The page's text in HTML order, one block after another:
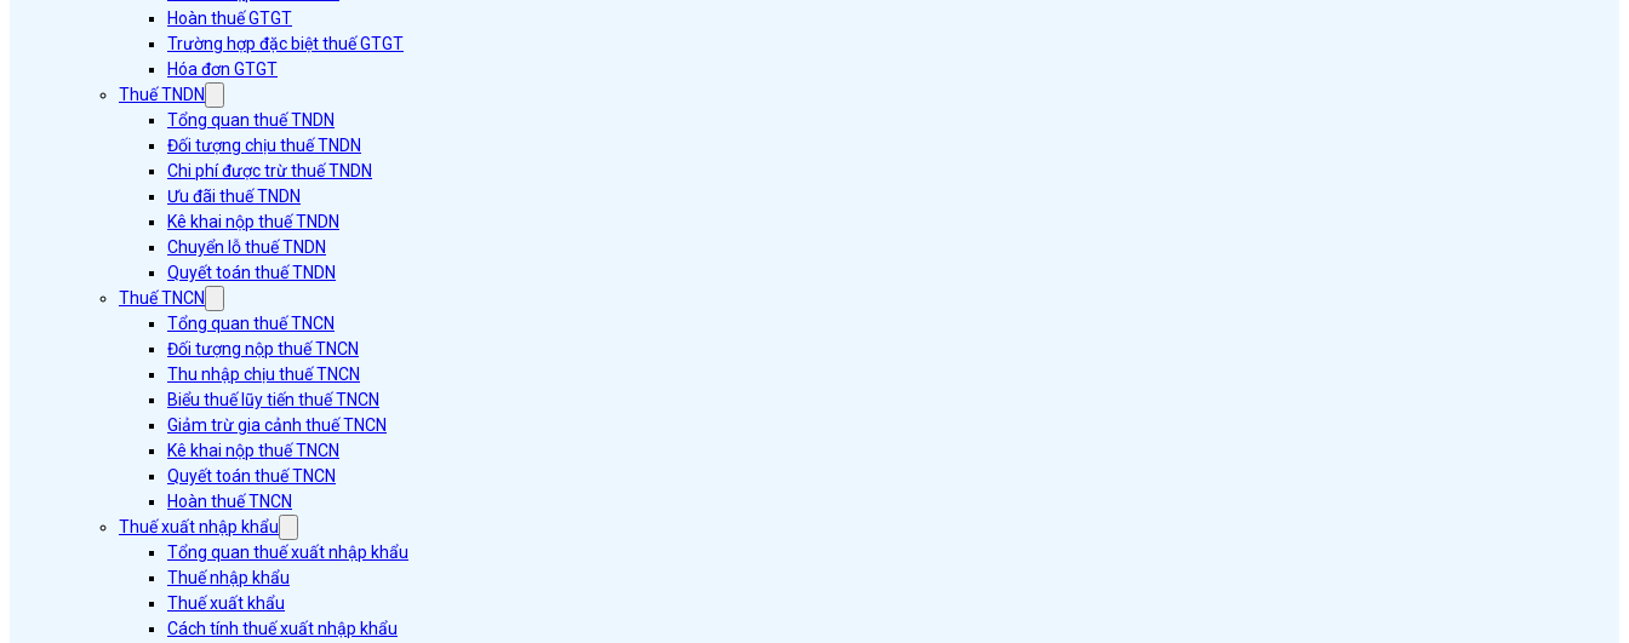
Hoàn thuế GTGT
Trường hợp đặc biệt thuế GTGT
Hóa đơn GTGT
Thuế TNDN
Tổng quan thuế TNDN
Đối tượng chịu thuế TNDN
Chi phí được trừ thuế TNDN
Ưu đãi thuế TNDN
Kê khai nộp thuế TNDN
Chuyển lỗ thuế TNDN
Quyết toán thuế TNDN
Thuế TNCN
Tổng quan thuế TNCN
Đối tượng nộp thuế TNCN
Thu nhập chịu thuế TNCN
Biểu thuế lũy tiến thuế TNCN
Giảm trừ gia cảnh thuế TNCN
Kê khai nộp thuế TNCN
Quyết toán thuế TNCN
Hoàn thuế TNCN
Thuế xuất nhập khẩu
Tổng quan thuế xuất nhập khẩu
Thuế nhập khẩu
Thuế xuất khẩu
Cách tính thuế xuất nhập khẩu